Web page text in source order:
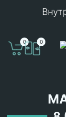
0 0